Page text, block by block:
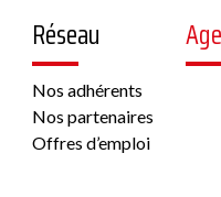
Réseau
Nos adhérents
Nos partenaires
Offres d’emploi